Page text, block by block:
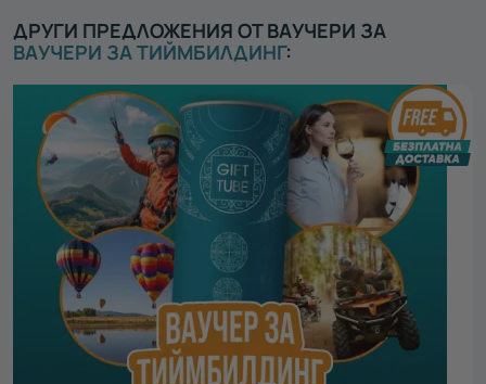
ДРУГИ ПРЕДЛОЖЕНИЯ ОТ ВАУЧЕРИ ЗА
ВАУЧЕРИ ЗА ТИЙМБИЛДИНГ: